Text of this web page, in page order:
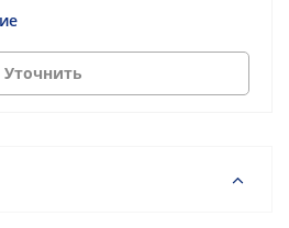
Уточнить